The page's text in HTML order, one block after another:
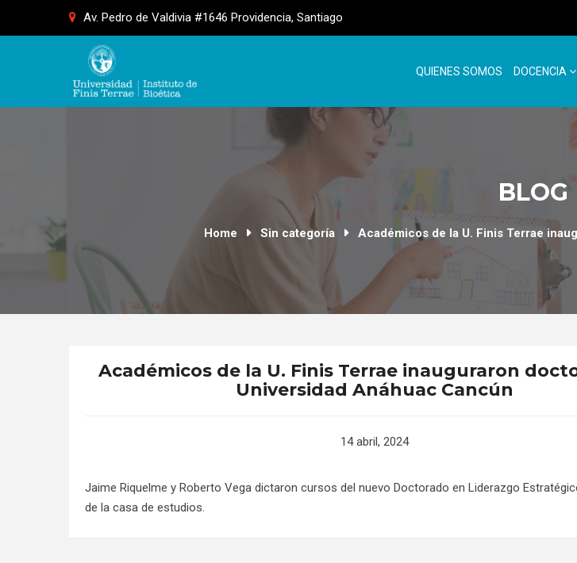
Av. Pedro de Valdivia #1646 Providencia, Santiago
QUIENES SOMOS DOCENCIA
BLOG
Home Sin categoría Académicos de la U. Finis Terrae
Académicos de la U. Finis Terrae inauguraron
Universidad Anáhuac Cancún
14 abril, 2024
Jaime Riquelme y Roberto Vega dictaron cursos del nuevo Doctorado en Liderazgo
de la casa de estudios.